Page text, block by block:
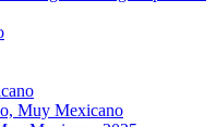
Muy Mexicano